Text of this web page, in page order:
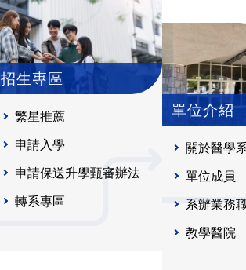
招生專區
繁星推薦
申請入學
申請保送升學甄審辦法
轉系專區
單位介紹
關於醫學
單位成員
系辦業務
教學醫院